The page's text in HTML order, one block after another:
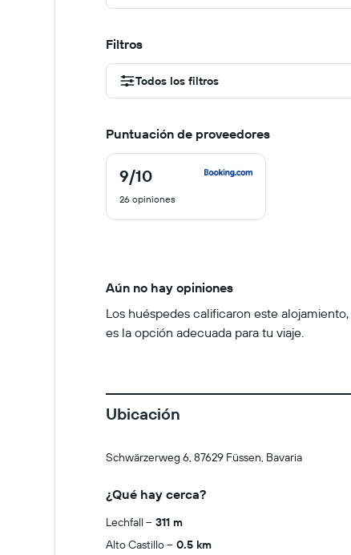
Filtros
Todos los filtros
Puntuación de proveedores
9/10
9
de
10
26 opiniones
Aún no hay opiniones
Los huéspedes calificaron este
es la opción adecuada para tu viaje.
Ubicación
Schwärzerweg 6, 87629 Füssen, Bavaria
¿Qué hay cerca?
Lechfall
311 m
Alto Castillo
0.5 km